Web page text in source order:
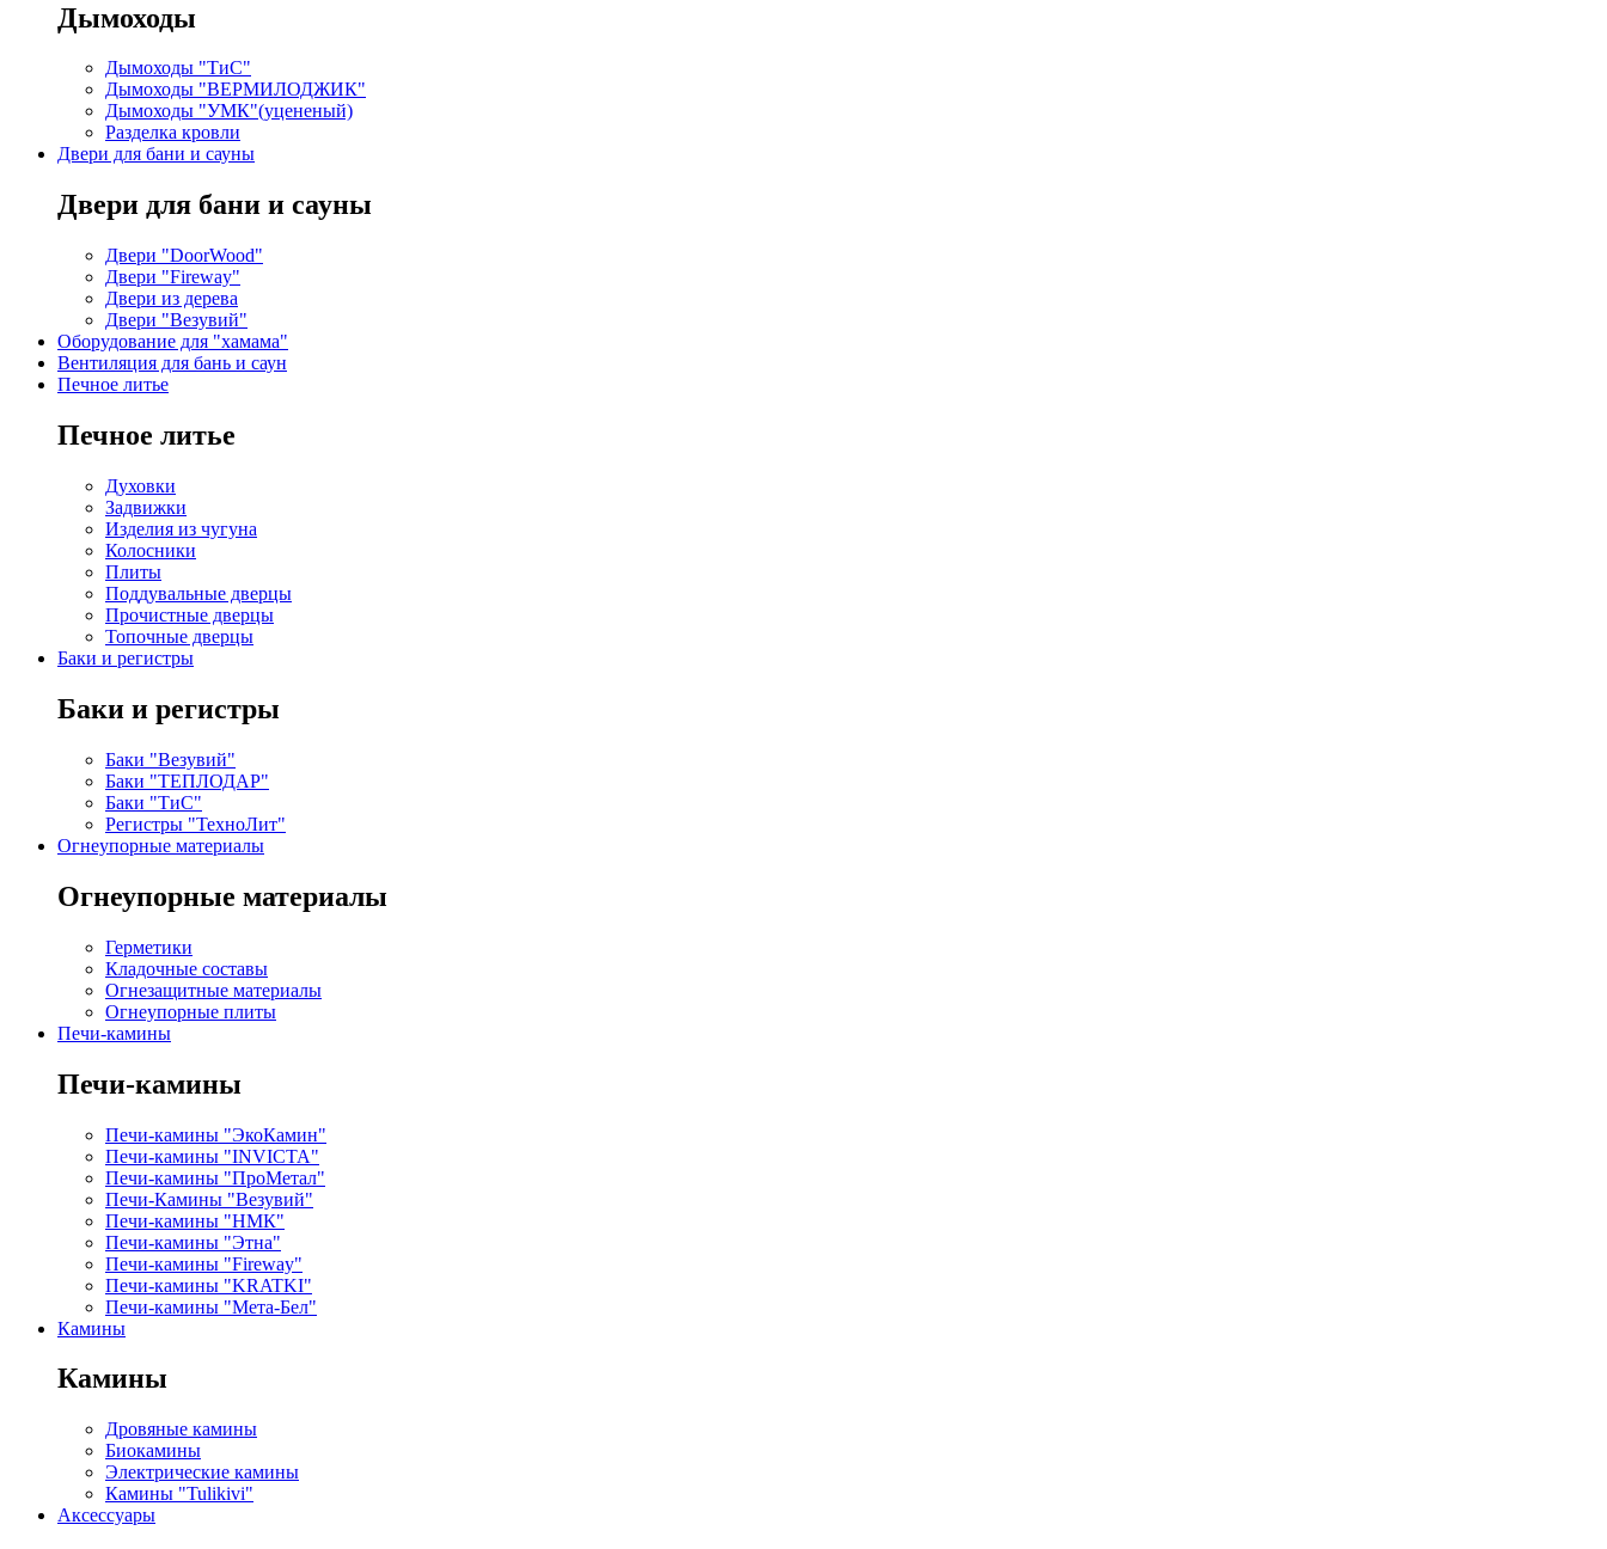
Дымоходы
Дымоходы "ТиС"
Дымоходы "ВЕРМИЛОДЖИК"
Дымоходы "УМК"(уцененый)
Разделка кровли
Двери для бани и сауны
Двери для бани и сауны
Двери "DoorWood"
Двери "Fireway"
Двери из дерева
Двери "Везувий"
Оборудование для "хамама"
Вентиляция для бань и саун
Печное литье
Печное литье
Духовки
Задвижки
Изделия из чугуна
Колосники
Плиты
Поддувальные дверцы
Прочистные дверцы
Топочные дверцы
Баки и регистры
Баки и регистры
Баки "Везувий"
Баки "ТЕПЛОДАР"
Баки "ТиС"
Регистры "ТехноЛит"
Огнеупорные материалы
Огнеупорные материалы
Герметики
Кладочные составы
Огнезащитные материалы
Огнеупорные плиты
Печи-камины
Печи-камины
Печи-камины "ЭкоКамин"
Печи-камины "INVICTA"
Печи-камины "ПроМетал"
Печи-Камины "Везувий"
Печи-камины "НМК"
Печи-камины "Этна"
Печи-камины "Fireway"
Печи-камины "KRATKI"
Печи-камины "Мета-Бел"
Камины
Камины
Дровяные камины
Биокамины
Электрические камины
Камины "Tulikivi"
Аксессуары